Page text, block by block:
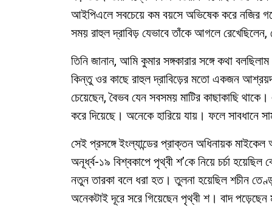
আইপিএলে সবচেয়ে কম বয়সে অভিষেক করে নজির
সময় রাহুল দ্রাবিড় যেভাবে তাঁকে আগলে রেখেছিলেন,
তিনি জানান, আমি কুমার সঙ্গকারার সঙ্গে কথা
কিন্তু ওর কাছে রাহুল দ্রাবিড়ের মতো একজন
চেয়েছেন, বৈভব যেন সবসময় মাটির কাছাকাছি
করে দিয়েছে। অনেকে হারিয়ে যায়। ফলে সাবধানে
সেই প্রসঙ্গে ইংল্যান্ডের প্রাক্তন অধিনায়ক
অনূর্ধ্ব-১৯ বিশ্বকাপে পৃথ্বী শ’কে নিয়ে চর্চা
নতুন তারকা বলে ধরা হত। তুলনা হয়েছিল শচীন
অনেকটাই দূরে সরে গিয়েছেন পৃথ্বী শ। বাদ